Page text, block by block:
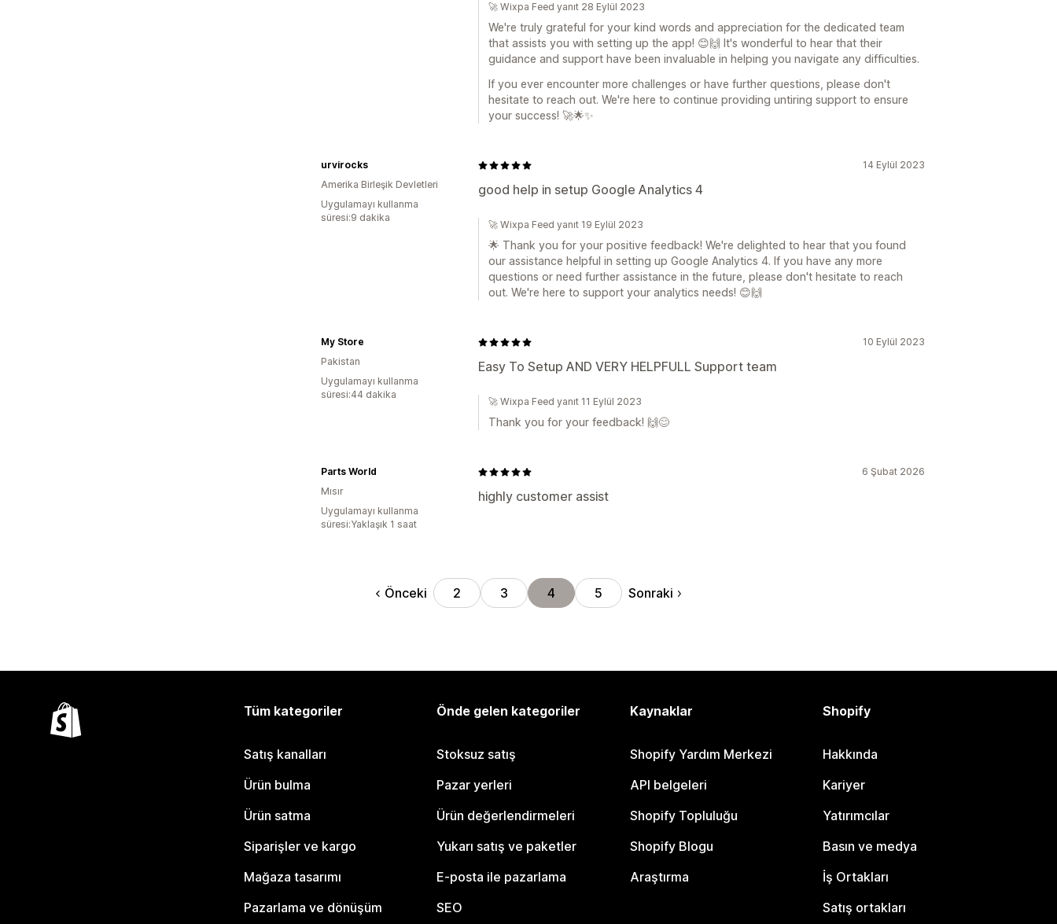
🚀 Wixpa Feed yanıt 28 Eylül 2023
We're truly grateful for your kind words and appreciation for the dedicated team
that assists you with setting up the app! 😊🙌 It's wonderful to hear that their
guidance and support have been invaluable in helping you navigate any difficulties.
If you ever encounter more challenges or have further questions, please don't
hesitate to reach out. We're here to continue providing untiring support to ensure
your success! 🚀🌟✨
14 Eylül 2023
good help in setup Google Analytics 4
urvirocks
Amerika Birleşik Devletleri
Uygulamayı kullanma
süresi:9 dakika
🚀 Wixpa Feed yanıt 19 Eylül 2023
🌟 Thank you for your positive feedback! We're delighted to hear that you found
our assistance helpful in setting up Google Analytics 4. If you have any more
questions or need further assistance in the future, please don't hesitate to reach
out. We're here to support your analytics needs! 😊🙌
10 Eylül 2023
Easy To Setup AND VERY HELPFULL Support team
My Store
Pakistan
Uygulamayı kullanma
süresi:44 dakika
🚀 Wixpa Feed yanıt 11 Eylül 2023
Thank you for your feedback! 🙌😊
6 Şubat 2026
highly customer assist
Parts World
Mısır
Uygulamayı kullanma
süresi:Yaklaşık 1 saat
Önceki 2 3 4 5 Sonraki
Tüm kategoriler
Satış kanalları
Ürün bulma
Ürün satma
Siparişler ve kargo
Mağaza tasarımı
Pazarlama ve dönüşüm
Önde gelen kategoriler
Stoksuz satış
Pazar yerleri
Ürün değerlendirmeleri
Yukarı satış ve paketler
E-posta ile pazarlama
SEO
Kaynaklar
Shopify Yardım Merkezi
API belgeleri
Shopify Topluluğu
Shopify Blogu
Araştırma
Shopify
Hakkında
Kariyer
Yatırımcılar
Basın ve medya
İş Ortakları
Satış ortakları